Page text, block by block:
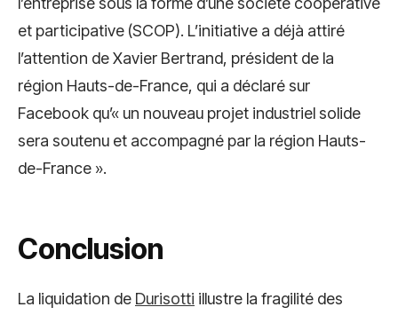
et participative (SCOP). L’initiative a déjà attiré
l’attention de Xavier Bertrand, président de la
région Hauts-de-France, qui a déclaré sur
Facebook qu’« un nouveau projet industriel solide
sera soutenu et accompagné par la région Hauts-
de-France ».
Conclusion
La liquidation de Durisotti illustre la fragilité des